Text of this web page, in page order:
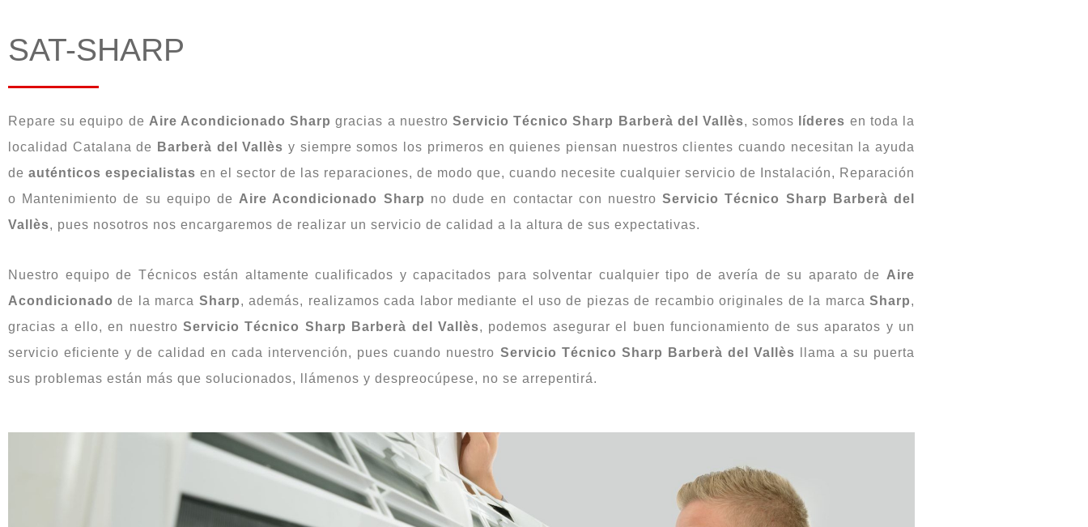
SAT-SHARP
Repare su equipo de Aire Acondicionado Sharp gracias a nuestroServicio Técnico Sharp Barberà del Vallès, somos líderes en toda la
localidad Catalana de
Barberà del Vallès y siempre somos los primeros en quienes piensan nuestros clientes cuando necesitan la ayuda
de auténticos especialistas en el sector de las reparaciones, de modo que, cuando necesite cualquier servicio de Instalación, Reparación
o Mantenimiento de su equipo de Aire Acondicionado Sharp no dude en contactar con nuestroServicio Técnico Sharp Barberà del
Vallès, pues nosotros nos encargaremos de realizar un servicio de calidad a la altura de sus expectativas.
Nuestro equipo de Técnicos están altamente cualificados y capacitados para solventar cualquier tipo de avería de su aparato de Aire
Acondicionado de la marca Sharp, además, realizamos cada labor mediante el uso de piezas de recambio originales de la marcaSharp,
gracias a ello, en nuestro Servicio Técnico Sharp Barberà del Vallès, podemos asegurar el buen funcionamiento de sus aparatos y un
servicio eficiente y de calidad en cada intervención, pues cuando nuestro Servicio Técnico Sharp Barberà del Vallès llama a su puerta
sus problemas están más que solucionados, llámenos y despreocúpese, no se arrepentirá.